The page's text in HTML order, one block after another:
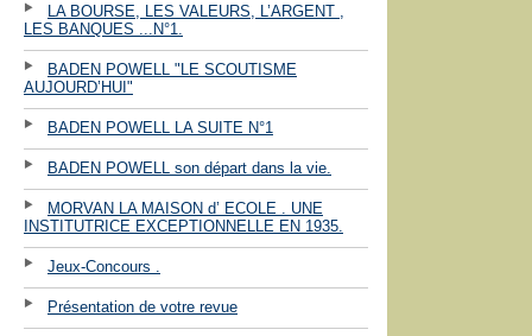
LA BOURSE, LES VALEURS, L’ARGENT ,
LES BANQUES ...N°1.
BADEN POWELL "LE SCOUTISME
AUJOURD’HUI"
BADEN POWELL LA SUITE N°1
BADEN POWELL son départ dans la vie.
MORVAN LA MAISON d’ ECOLE . UNE
INSTITUTRICE EXCEPTIONNELLE EN 1935.
Jeux-Concours .
Présentation de votre revue